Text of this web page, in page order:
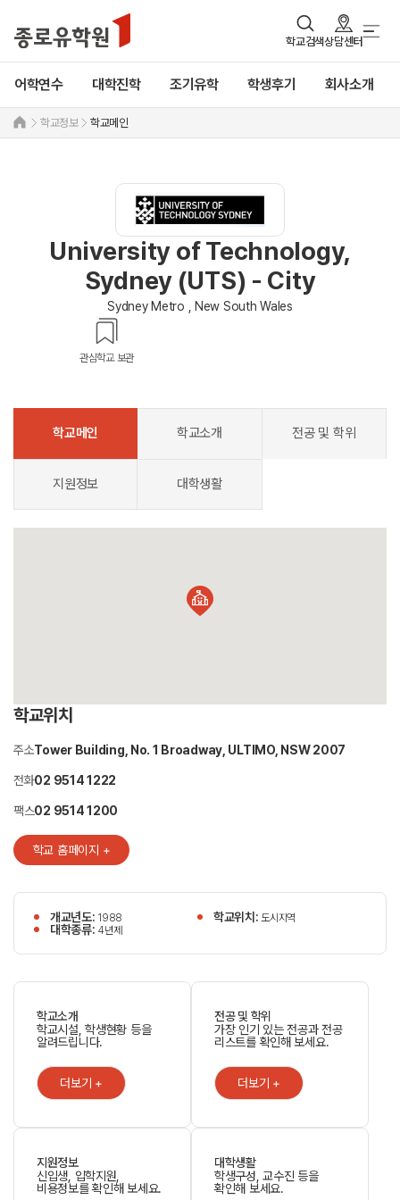
학교검색상담센터
어학연수 대학진학 조기유학 학생후기 회사소개
학교정보 학교메인
University of Technology,
Sydney (UTS) - City
Sydney Metro , New South Wales
관심학교 보관
학교메인 학교소개 전공 및 학위
지원정보 대학생활
학교위치
주소Tower Building, No. 1 Broadway, ULTIMO, NSW 2007
전화02 9514 1222
팩스02 9514 1200
학교 홈페이지 +
개교년도: 1988 학교위치:도시지역
대학종류: 4년제
학교소개
학교시설, 학생현황 등을
알려드립니다.
더보기 +
전공 및 학위
가장 인기 있는 전공과 전공
리스트를 확인해 보세요.
더보기 +
지원정보
신입생, 입학지원,
비용정보를 확인해 보세요.
대학생활
학생구성, 교수진 등을
확인해 보세요.